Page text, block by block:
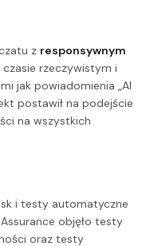
z responsywnym
rzeczywistym i
jak powiadomienia „AI
postawił na podejście
na wszystkich
i testy automatyczne
objęło testy
oraz testy